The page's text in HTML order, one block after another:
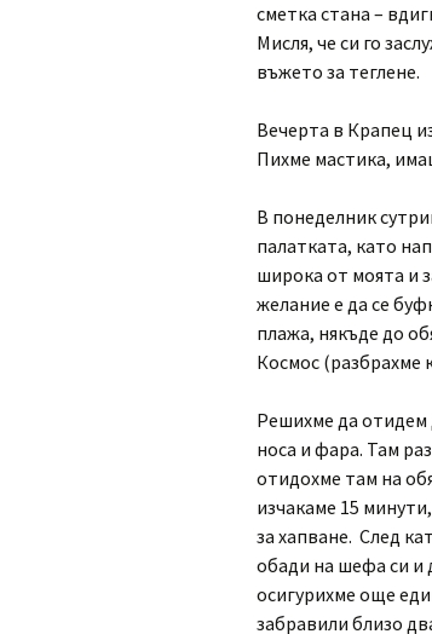
сметка стана –
Мисля, че си го
въжето за теглене.
Вечерта в Крапец
Пихме мастика,
В понеделник
палатката, като
широка от моята и
желание е да се
плажа, някъде до
Космос (разбрахме
Решихме да
носа и фара. Там
отидохме там на
изчакаме 15
за хапване. След
обади на шефа си и
осигурихме още
забравили близо